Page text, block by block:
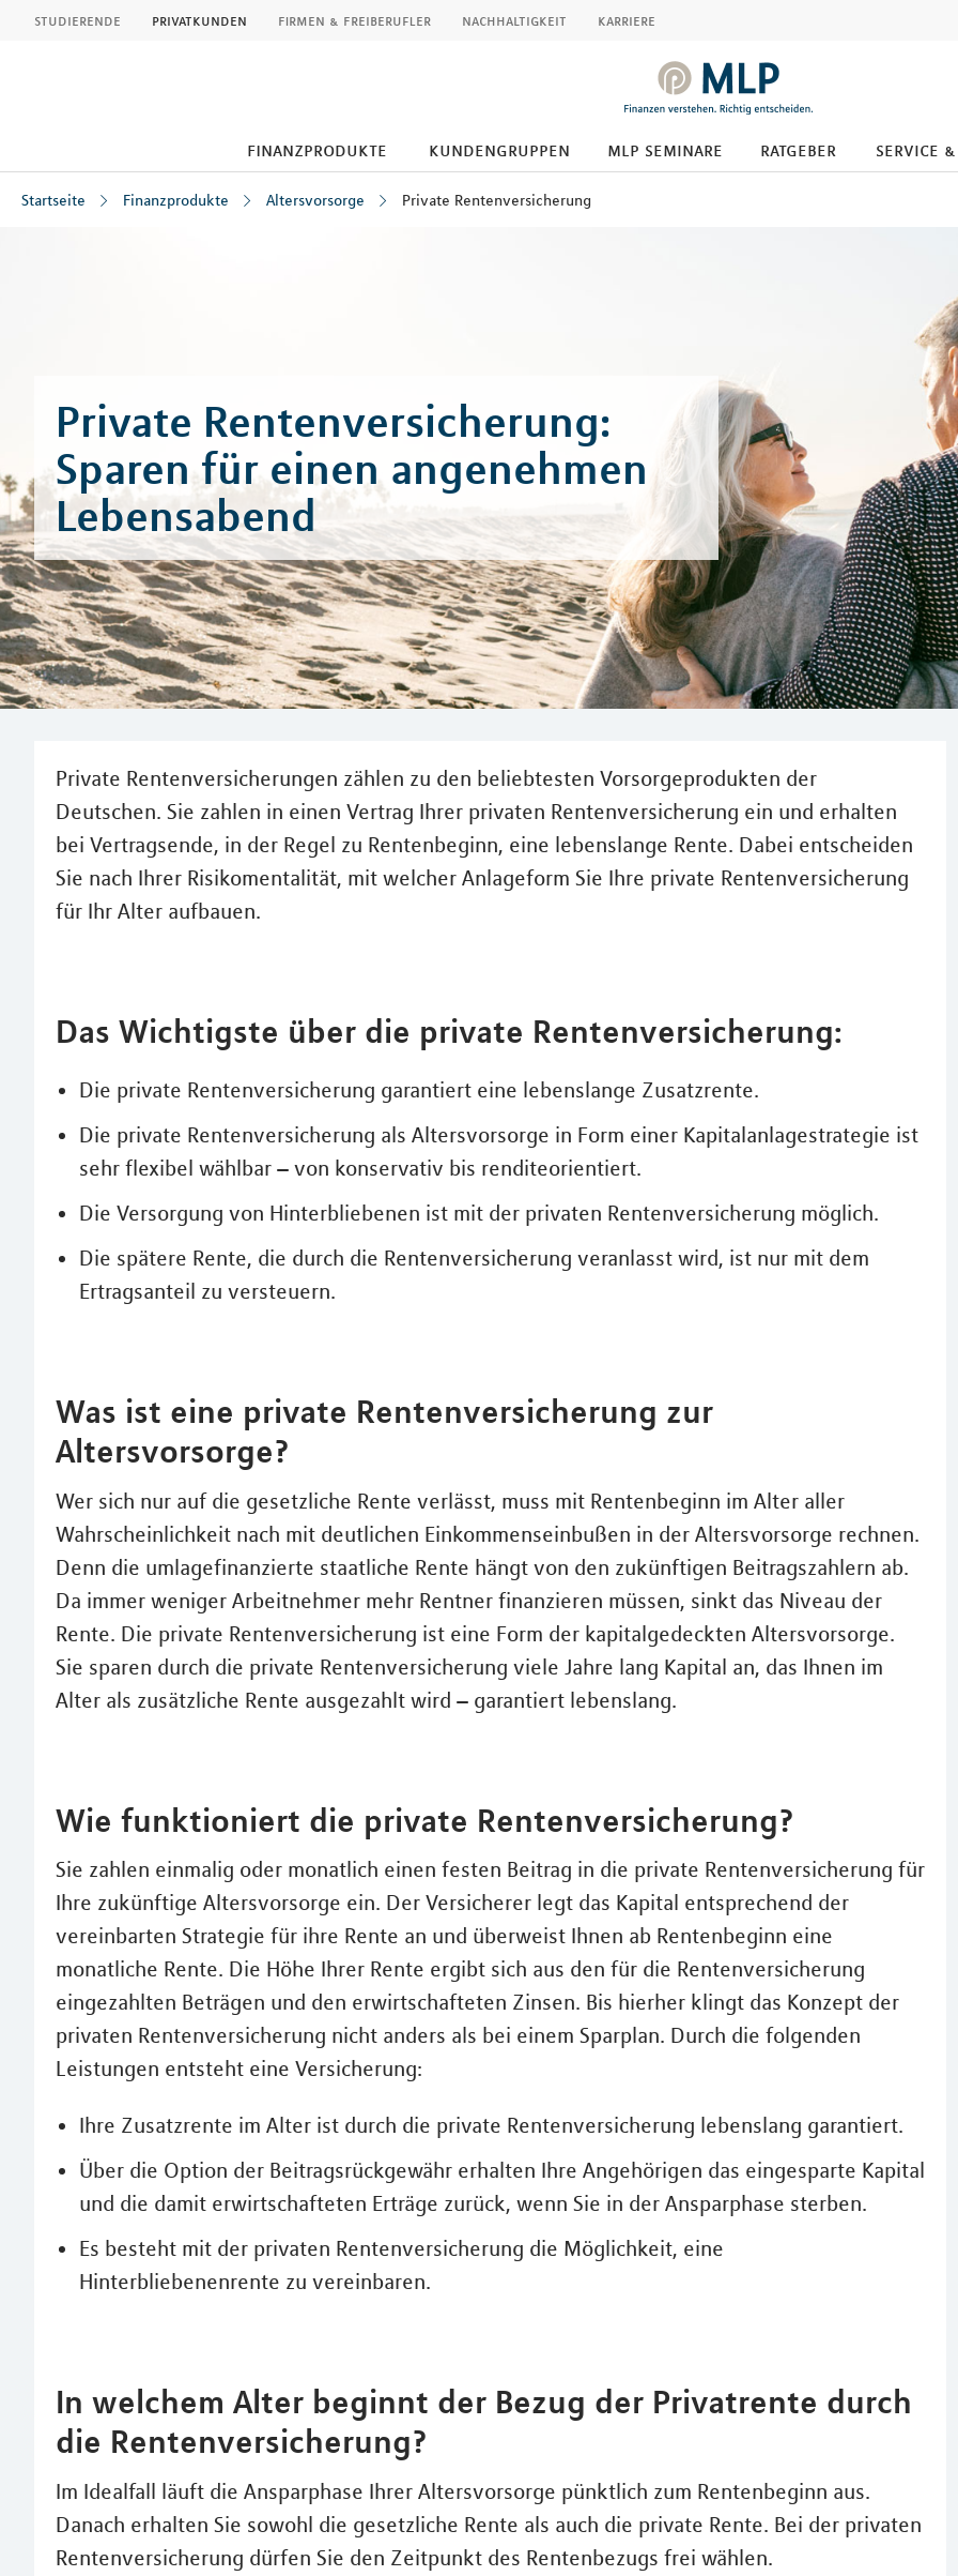
studierende privatkunden firmen & freiberufler nachhaltigkeit karriere
finanzprodukte kundengruppen mlp seminare ratgeber service
Startseite Finanzprodukte Altersvorsorge Private Rentenversicherung
Private Rentenversicherung:
Sparen für einen angenehmen
Lebensabend
Private Rentenversicherungen zählen zu den beliebtesten Vorsorgeprodukten der
Deutschen. Sie zahlen in einen Vertrag Ihrer privaten Rentenversicherung ein und erhalten
bei Vertragsende, in der Regel zu Rentenbeginn, eine lebenslange Rente. Dabei entscheiden
Sie nach Ihrer Risikomentalität, mit welcher Anlageform Sie Ihre private Rentenversicherung
für Ihr Alter aufbauen.
Das Wichtigste über die private Rentenversicherung:
Die private Rentenversicherung garantiert eine lebenslange Zusatzrente.
Die private Rentenversicherung als Altersvorsorge in Form einer Kapitalanlagestrategie ist
sehr flexibel wählbar – von konservativ bis renditeorientiert.
Die Versorgung von Hinterbliebenen ist mit der privaten Rentenversicherung möglich.
Die spätere Rente, die durch die Rentenversicherung veranlasst wird, ist nur mit dem
Ertragsanteil zu versteuern.
Was ist eine private Rentenversicherung zur
Altersvorsorge?
Wer sich nur auf die gesetzliche Rente verlässt, muss mit Rentenbeginn im Alter aller
Wahrscheinlichkeit nach mit deutlichen Einkommenseinbußen in der Altersvorsorge rechnen.
Denn die umlagefinanzierte staatliche Rente hängt von den zukünftigen Beitragszahlern ab.
Da immer weniger Arbeitnehmer mehr Rentner finanzieren müssen, sinkt das Niveau der
Rente. Die private Rentenversicherung ist eine Form der kapitalgedeckten Altersvorsorge.
Sie sparen durch die private Rentenversicherung viele Jahre lang Kapital an, das Ihnen im
Alter als zusätzliche Rente ausgezahlt wird – garantiert lebenslang.
Wie funktioniert die private Rentenversicherung?
Sie zahlen einmalig oder monatlich einen festen Beitrag in die private Rentenversicherung für
Ihre zukünftige Altersvorsorge ein. Der Versicherer legt das Kapital entsprechend der
vereinbarten Strategie für ihre Rente an und überweist Ihnen ab Rentenbeginn eine
monatliche Rente. Die Höhe Ihrer Rente ergibt sich aus den für die Rentenversicherung
eingezahlten Beträgen und den erwirtschafteten Zinsen. Bis hierher klingt das Konzept der
privaten Rentenversicherung nicht anders als bei einem Sparplan. Durch die folgenden
Leistungen entsteht eine Versicherung:
Ihre Zusatzrente im Alter ist durch die private Rentenversicherung lebenslang garantiert.
Über die Option der Beitragsrückgewähr erhalten Ihre Angehörigen das eingesparte Kapital
und die damit erwirtschafteten Erträge zurück, wenn Sie in der Ansparphase sterben.
Es besteht mit der privaten Rentenversicherung die Möglichkeit, eine
Hinterbliebenenrente zu vereinbaren.
In welchem Alter beginnt der Bezug der Privatrente durch
die Rentenversicherung?
Im Idealfall läuft die Ansparphase Ihrer Altersvorsorge pünktlich zum Rentenbeginn aus.
Danach erhalten Sie sowohl die gesetzliche Rente als auch die private Rente. Bei der privaten
Rentenversicherung dürfen Sie den Zeitpunkt des Rentenbezugs frei wählen.